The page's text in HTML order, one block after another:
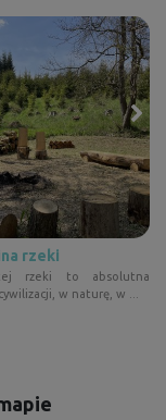
rzeki
rzeki to absolutna
w naturę, w ...